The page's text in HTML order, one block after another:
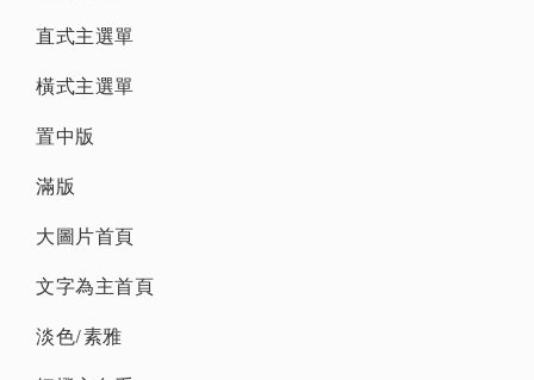
直式主選單
橫式主選單
置中版
滿版
大圖片首頁
文字為主首頁
淡色/素雅